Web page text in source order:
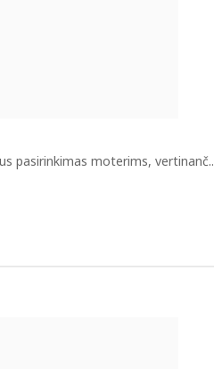
pasirinkimas moterims, vertinanč..